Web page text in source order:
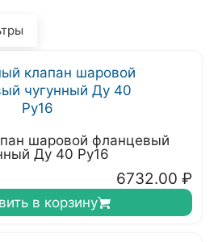
шаровой фланцевый
Ду 40 Ру16
6732.00 ₽
в корзину